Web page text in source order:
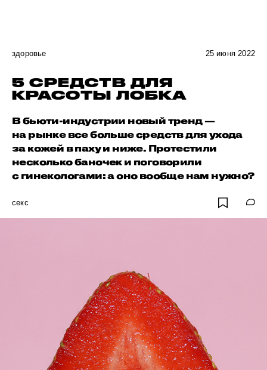
здоровье 25 июня 2022
5 СРЕДСТВ ДЛЯ
КРАСОТЫ ЛОБКА
В бьюти-индустрии новый тренд —
на рынке все больше средств для ухода
за кожей в паху и ниже. Протестили
несколько баночек и поговорили
с гинекологами: а оно вообще нам нужно?
секс